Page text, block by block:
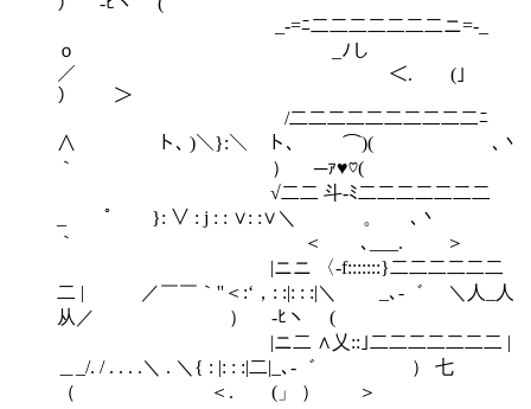
_-=ﾆ二二二二二二二ニ=-_
ｏ _ﾉし
／ ＜. (」
） ＞
/二二二二二二二二二二ﾆ
∧ ト､ )＼}:＼ ト､ ⌒)( ､丶
｀ ） ─ｧ♥♡(
√二二 斗-ﾐ二二二二二二二
_ ﾟ }: ∨ : j : : ∨: :∨＼ 。 ､丶
｀ ＜ ､___. ＞
|ニニ 〈-f:::::::}二二二二二二
二 | ／￣￣｀''＜:‘，: :|: : :|＼ _､‐゛ ＼人_人
从／ ） ‐ﾋヽ (
|ニ二 ∧乂::｣二二二二二二二 |
＿_/. / . . . .＼ . ＼{ : |: : :|二|_､‐゛ ） 七
（ ＜. (」 ） ＞